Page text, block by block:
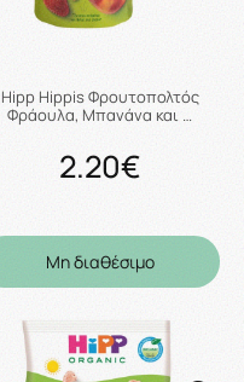
Hipp Hippis Φρουτοπολτός
Φράουλα, Μπανάνα και …
2.20€
Μη διαθέσιμο